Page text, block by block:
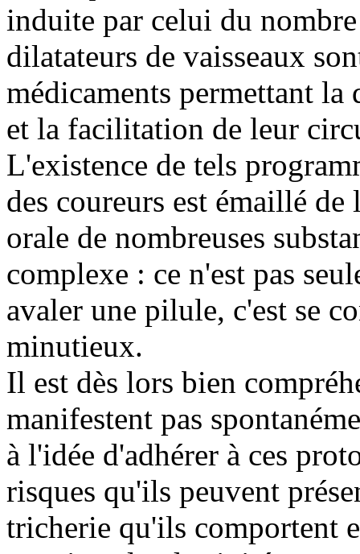
induite par celui du
dilatateurs de vaisseaux
médicaments permettant
et la facilitation de leur
L'existence de tels
des coureurs est émaillé
orale de nombreuses
complexe : ce n'est pas
avaler une pilule, c'est se
minutieux.
Il est dès lors bien
manifestent pas
à l'idée d'adhérer à ces
risques qu'ils peuvent
tricherie qu'ils comportent